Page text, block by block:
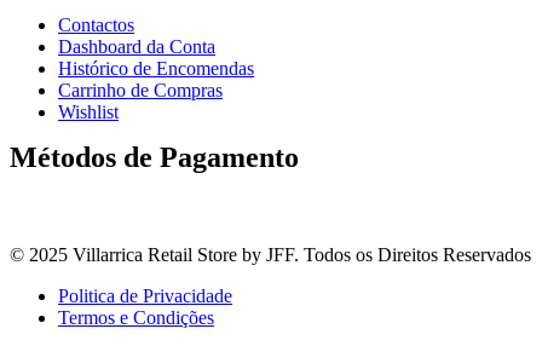
Contactos
Dashboard da Conta
Histórico de Encomendas
Carrinho de Compras
Wishlist
Métodos de Pagamento
© 2025 Villarrica Retail Store by JFF. Todos os Direitos Reservados
Politica de Privacidade
Termos e Condições